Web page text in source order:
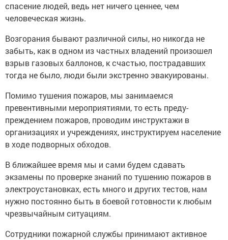
спасение людей, ведь нет ничего ценнее, чем
человеческая жизнь.
Возгорания бывают различной силы, но никогда не
забыть, как в одном из частных владений произошел
взрыв газовых баллонов, к счастью, пострадавших
тогда не было, люди были экстренно эвакуированы.
Помимо тушения пожаров, мы занимаемся
превентивными мероприятиями, то есть преду­
преждением пожаров, проводим инструктажи в
организациях и учреждениях, инструктируем население
в ходе подворных ­обходов.
В ближайшее время мы и сами будем сдавать
экзамены по проверке знаний по тушению пожаров в
элект­роустановках, есть много и других тестов, нам
нужно постоянно быть в боевой готовности к любым
чрезвычайным ситуациям.
Сотрудники пожарной службы принимают активное